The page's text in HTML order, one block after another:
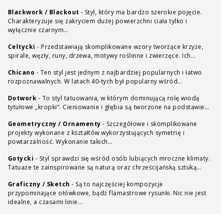
Blackwork / Blackout - Styl, który ma bardzo szerokie pojęcie.
Charakteryzuje się zakryciem dużej powierzchni ciała tylko i
wyłącznie czarnym…
Celtycki - Przedstawiają skomplikowane wzory tworzące krzyże,
spirale, węzły, runy, drzewa, motywy roślinne i zwierzęce. Ich…
Chicano - Ten styl jest jednym z najbardziej popularnych i łatwo
rozpoznawalnych. W latach 40-tych był popularny wśród…
Dotwork - To styl tatuowania, w którym dominującą rolę wiodą
tytułowe „kropki”. Cieniowanie i głębia są tworzone na podstawie…
Geometryczny / Ornamenty - Szczegółowe i skomplikowane
projekty wykonane z kształtów wykorzystujących symetrię i
powtarzalność. Wykonanie takich…
Gotycki - Styl sprawdzi się wśród osób lubiących mroczne klimaty.
Tatuaże te zainspirowane są naturą oraz chrześcijańską sztuką…
Graficzny / Sketch - Są to najczęściej kompozycje
przypominające ołówkowe, bądź flamastrowe rysunki. Nic nie jest
idealne, a czasami linie…